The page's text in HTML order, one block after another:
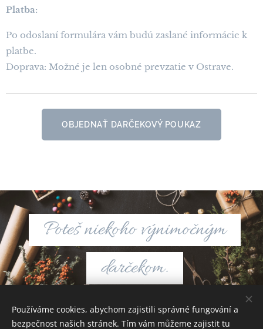
Platba:
Po odoslaní formulára vám budú zaslané informácie k
platbe.
Doprava: Možné je len osobné prevzatie v Ostrave.
OBJEDNAŤ DARČEKOVÝ POUKAZ
Poteš niekoho výnimočným
darčekom.
Používáme cookies, abychom zajistili správné fungování a
bezpečnost našich stránek. Tím vám můžeme zajistit tu